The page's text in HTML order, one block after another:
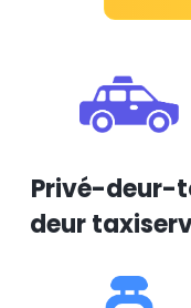
Privé-deur-
deur